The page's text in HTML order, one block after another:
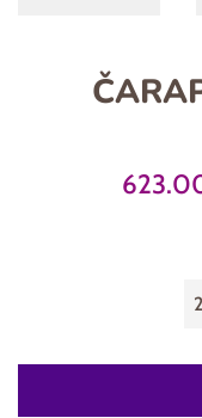
Prodajna